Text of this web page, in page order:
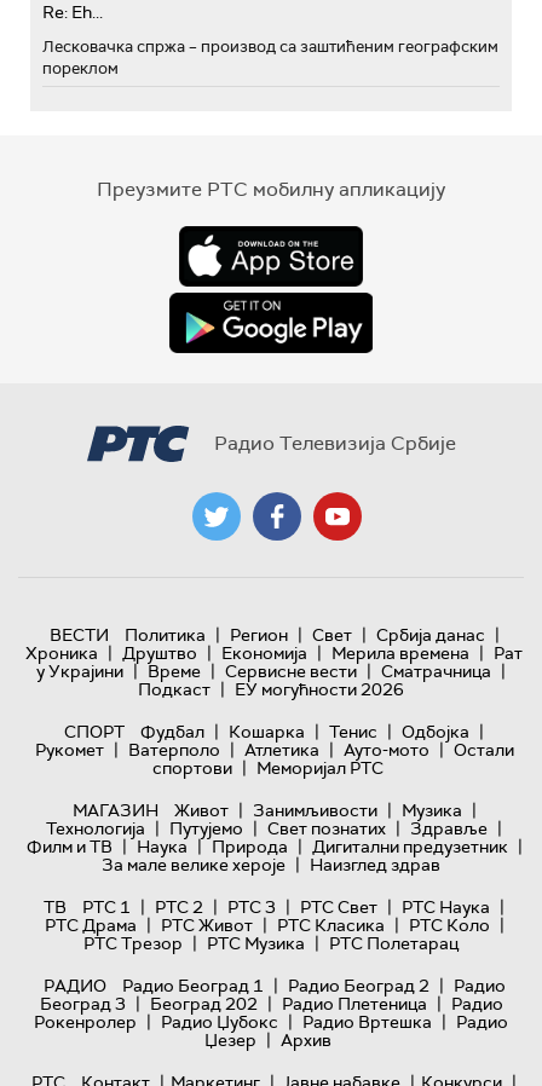
Re: Eh...
Лесковачка спржа – производ са заштићеним географским
пореклом
Преузмите РТС мобилну апликацију
Радио Телевизија Србије
ВЕСТИ Политика | Регион | Свет | Србија данас |
Хроника | Друштво | Економија | Мерила времена | Рат
у Украјини | Време | Сервисне вести | Сматрачница |
Подкаст | ЕУ могућности 2026
СПОРТ
Фудбал | Кошарка | Тенис | Одбојка |
Рукомет | Ватерполо | Атлетика | Ауто-мото | Остали
спортови | Меморијал РТС
МАГАЗИН
Живот | Занимљивости | Музика |
Технологијa | Путујемо | Свет познатих | Здравље |
Филм и ТВ | Наука | Природа | Дигитални предузетник |
За мале велике хероје | Наизглед здрав
ТВ
РТС 1 | РТС 2 | РТС 3 | РТС Свет | РТС Наука |
РТС Драма | РТС Живот | РТС Класика | РТС Коло |
РТС Трезор | РТС Музика | РТС Полетарац
РАДИО
Радио Београд 1 | Радио Београд 2 | Радио
Београд 3 | Београд 202 | Радио Плетеница | Радио
Рокенролер | Радио Џубокс | Радио Вртешка | Радио
Џезер | Архив